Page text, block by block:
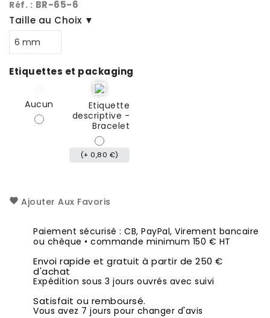
Réf. : BR-65-6
Taille au Choix ▼
Etiquettes et packaging
Aucun
Etiquette
descriptive -
Bracelet
(+ 0,80 €)
Ajouter Aux Favoris
Paiement sécurisé : CB, PayPal, Virement bancaire
ou chèque • commande minimum 150 € HT
Envoi rapide et gratuit à partir de 250 €
d'achat
Expédition sous 3 jours ouvrés avec suivi
Satisfait ou remboursé.
Vous avez 7 jours pour changer d'avis